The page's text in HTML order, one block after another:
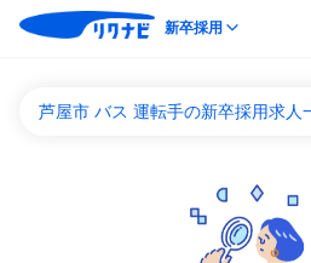
新卒採用
芦屋市 バス 運転手の新卒採用求人